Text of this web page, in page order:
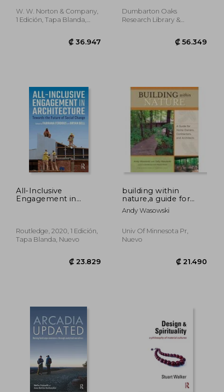
W. W. Norton & Company,
1 Edición, Tapa Blanda,
₡ 36.947
Architecture) (en
Inglés)
Dumbarton Oaks
Research Library &
All-Inclusive
Engagement in
Routledge, 2020, 1 Edición,
Tapa Blanda, Nuevo
building within
nature,a guide for
home owners,
contractors, and
Andy Wasowski
Univ Of Minnesota Pr,
Nuevo